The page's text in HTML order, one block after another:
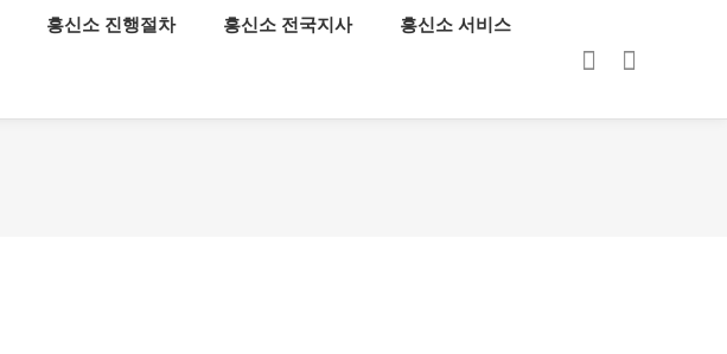
흥신소 진행절차 흥신소 전국지사 흥신소 서비스